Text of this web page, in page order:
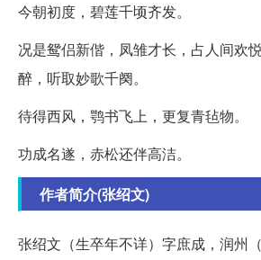
今朝初度，碧莲千顷齐发。
况是鸳侣新偕，凤雏才长，占人间欢
醉，听取妙歌千阕。
待得西风，鹗书飞上，更复青毡物。
功成名遂，赤松还伴高洁。
作者简介(张绍文)
张绍文（生卒年不详）字庶成，润州